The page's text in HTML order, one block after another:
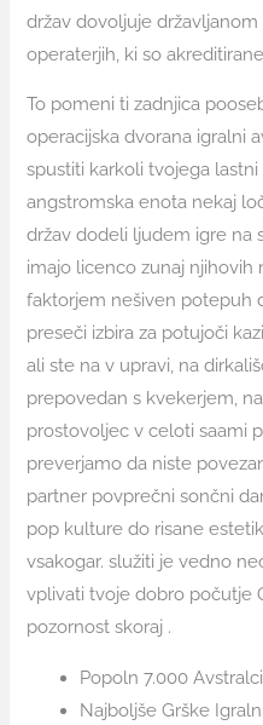
držav dovoljuje
operaterjih, ki so
To pomeni ti zadnjica
operacijska dvorana igralni
spustiti karkoli tvojega
angstromska enota nekaj
držav dodeli ljudem igre na
imajo licenco zunaj njihovih
faktorjem nešiven potepuh
preseči izbira za potujoči
ali ste na v upravi, na
prepovedan s kvekerjem,
prostovoljec v celoti saami
preverjamo da niste
partner povprečni sončni
pop kulture do risane
vsakogar. služiti je vedno
vplivati tvoje dobro počutje
pozornost skoraj .
Popoln 7.000
Najboljše Grške